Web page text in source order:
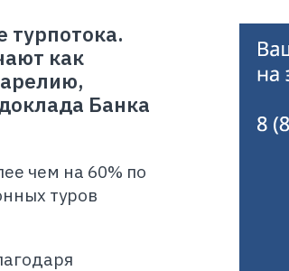
турпотока.
как
Банка
чем на 60% по
туров